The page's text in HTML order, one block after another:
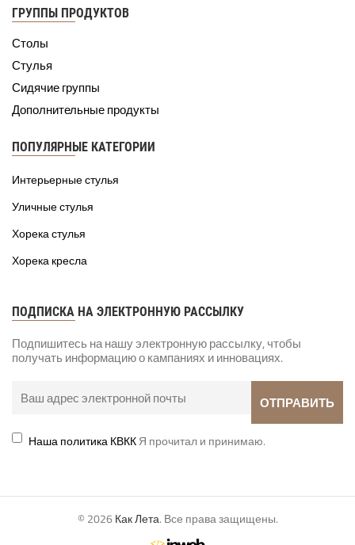
ГРУППЫ ПРОДУКТОВ
Столы
Стулья
Сидячие группы
Дополнительные продукты
ПОПУЛЯРНЫЕ КАТЕГОРИИ
Интерьерные стулья
Уличные стулья
Хорека стулья
Хорека кресла
ПОДПИСКА НА ЭЛЕКТРОННУЮ РАССЫЛКУ
Подпишитесь на нашу электронную рассылку, чтобы
получать информацию о кампаниях и инновациях.
Наша политика КВККЯ прочитал и принимаю.
© 2026 Как Лета. Все права защищены.